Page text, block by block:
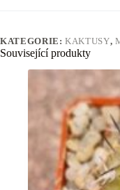
KATEGORIE:KAKTUSY,
Související produkty